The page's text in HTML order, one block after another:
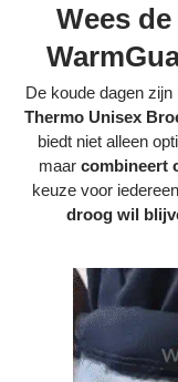
Over ons
Privacy policy
Alle categorieën
Bestelling volgen
Vacatures bij Middo
Wees
De koude dagen
Thermo Unisex
biedt niet alleen
maar combineert
keuze voor
droog wil